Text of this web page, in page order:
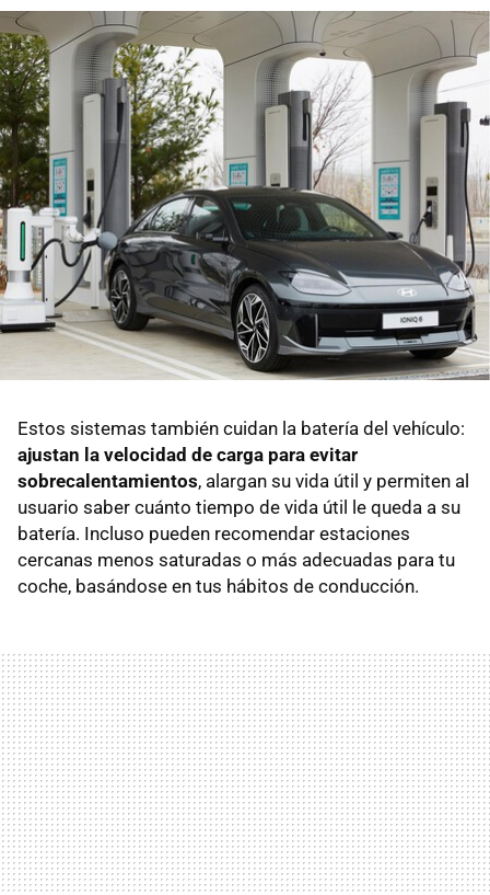
Estos sistemas también cuidan la batería del vehículo:
ajustan la velocidad de carga para evitar
sobrecalentamientos, alargan su vida útil y permiten al
usuario saber cuánto tiempo de vida útil le queda a su
batería. Incluso pueden recomendar estaciones
cercanas menos saturadas o más adecuadas para tu
coche, basándose en tus hábitos de conducción.